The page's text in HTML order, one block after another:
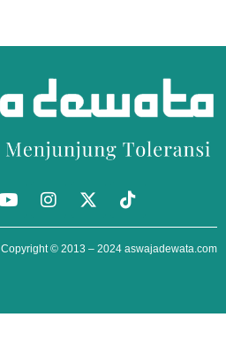
Copyright © 2013 – 2024 aswajadewata.com